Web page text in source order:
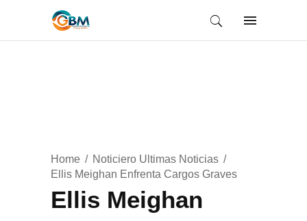
Home
Noticiero Ultimas Noticias
Ellis Meighan Enfrenta Cargos Graves
Ellis Meighan